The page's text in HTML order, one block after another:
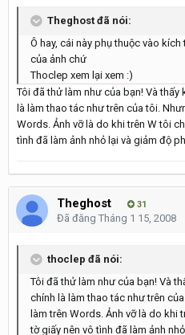
Theghost đã nói:
Ô hay, cái này phụ thuộc vào
của ảnh chứ
Thoclep xem lại xem :)
Tôi đã thử làm như của bạn! Và
là làm thao tác như trên của tôi.
Words. Ảnh vỡ là do khi trên W tôi
tình đã làm ảnh nhỏ lại và giảm độ
Theghost 31
Đã đăng Tháng 1 15, 2008
thoclep đã nói:
Tôi đã thử làm như của bạn! Và
chính là làm thao tác như trên
làm trên Words. Ảnh vỡ là do khi
tờ giấy nên vô tình đã làm ảnh